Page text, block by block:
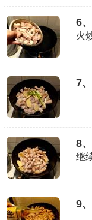
6、
火
7、
8、
继
9、